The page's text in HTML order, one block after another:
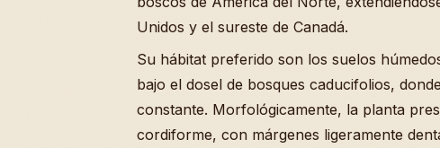
Unidos y el sureste de Canadá.
Su hábitat preferido son los suelos
bajo el dosel de bosques caducifolios,
constante. Morfológicamente, la planta
cordiforme, con márgenes ligeramente